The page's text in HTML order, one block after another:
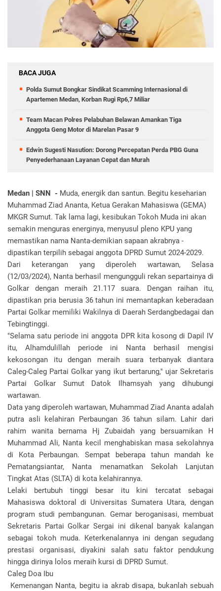
BACA JUGA
Polda Sumut Bongkar Sindikat Scamming Internasional di
Apartemen Medan, Korban Rugi Rp6,7 Miliar
Team Macan Polres Pelabuhan Belawan Amankan Tiga
Anggota Geng Motor di Marelan Pasar 9
Edwin Sugesti Nasution: Dorong Percepatan Perda PBG Guna
Penyederhanaan Layanan Cepat dan Murah
Medan | SNN - Muda, energik dan santun. Begitu keseharian
Muhammad Ziad Ananta, Ketua Gerakan Mahasiswa (GEMA)
MKGR Sumut. Tak lama lagi, kesibukan Tokoh Muda ini akan
semakin menguras energinya, menyusul pleno KPU yang
memastikan nama Nanta-demikian sapaan akrabnya -
dipastikan terpilih sebagai anggota DPRD Sumut 2024-2029.
Dari keterangan yang diperoleh wartawan, Selasa
(12/03/2024), Nanta berhasil mengungguli rekan separtainya di
Golkar dengan meraih 21.117 suara. Dengan raihan itu,
dipastikan pria berusia 36 tahun ini memantapkan keberadaan
Partai Golkar memiliki Wakilnya di Daerah Serdangbedagai dan
Tebingtinggi.
"Selama satu periode ini anggota DPR kita kosong di Dapil IV
itu, Alhamdulillah periode ini Nanta berhasil mengisi
kekosongan itu dengan meraih suara terbanyak diantara
Caleg-Caleg Partai Golkar yang ikut bertarung," ujar Sekretaris
Partai Golkar Sumut Datok Ilhamsyah yang dihubungi
wartawan.
Data yang diperoleh wartawan, Muhammad Ziad Ananta adalah
putra asli kelahiran Perbaungan 36 tahun silam. Lahir dari
rahim wanita bernama Hj Zubaidah yang bersuamikan H
Muhammad Ali, Nanta kecil menghabiskan masa sekolahnya
di Kota Perbaungan. Sempat beberapa tahun mandah ke
Pematangsiantar, Nanta menamatkan Sekolah Lanjutan
Tingkat Atas (SLTA) di kota kelahirannya.
Lelaki bertubuh tinggi besar itu kini tercatat sebagai
Mahasiswa doktoral di Universitas Sumatera Utara, dengan
program studi pembangunan. Gemar beroganisasi, membuat
Sekretaris Partai Golkar Sergai ini dikenal banyak kalangan
sebagai tokoh muda. Keterkenalannya ini dengan segudang
prestasi organisasi, diyakini salah satu faktor pendukung
hingga dirinya lolos meraih kursi di DPRD Sumut.
Caleg Doa Ibu
Kemenangan Nanta, begitu ia akrab disapa, bukanlah sebuah